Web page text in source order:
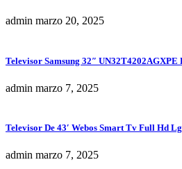
admin marzo 20, 2025
Televisor Samsung 32″
admin marzo 7, 2025
Televisor De 43′ Webos Smart Tv Full Hd
admin marzo 7, 2025